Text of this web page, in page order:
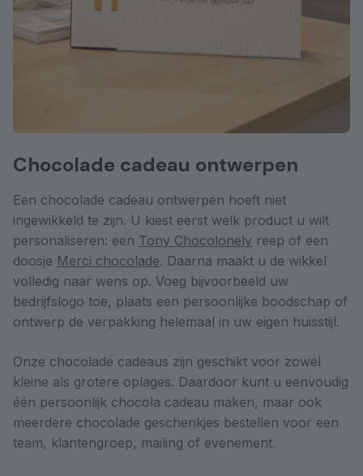
Chocolade cadeau ontwerpen
Een chocolade cadeau ontwerpen hoeft niet
ingewikkeld te zijn. U kiest eerst welk product u wilt
personaliseren: een Tony Chocolonely reep of een
doosje Merci chocolade. Daarna maakt u de wikkel
volledig naar wens op. Voeg bijvoorbeeld uw
bedrijfslogo toe, plaats een persoonlijke boodschap of
ontwerp de verpakking helemaal in uw eigen huisstijl.
Onze chocolade cadeaus zijn geschikt voor zowel
kleine als grotere oplages. Daardoor kunt u eenvoudig
één persoonlijk chocola cadeau maken, maar ook
meerdere chocolade geschenkjes bestellen voor een
team, klantengroep, mailing of evenement.